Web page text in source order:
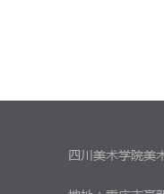
四川美术学院美